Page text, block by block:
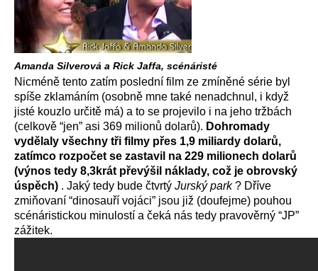
Amanda Silverová a Rick Jaffa, scénáristé
Nicméně tento zatím poslední film ze zmíněné série byl
spíše zklamáním (osobně mne také nenadchnul, i když
jisté kouzlo určitě má) a to se projevilo i na jeho tržbách
(celkově “jen” asi 369 milionů dolarů). Dohromady
vydělaly všechny tři filmy přes 1,9 miliardy dolarů,
zatímco rozpočet se zastavil na 229 milionech dolarů
(výnos tedy 8,3krát převýšil náklady, což je obrovský
úspěch) . Jaký tedy bude čtvrtý Jurský park? Dříve
zmiňovaní “dinosauří vojáci” jsou již (doufejme) pouhou
scénáristickou minulostí a čeká nás tedy pravověrný “JP”
zážitek.